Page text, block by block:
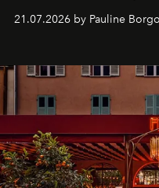
21.07.2026 by Pauline